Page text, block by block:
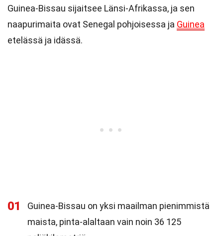
Guinea-Bissau sijaitsee Länsi-Afrikassa, ja sen
naapurimaita ovat Senegal pohjoisessa ja Guinea
etelässä ja idässä.
01
Guinea-Bissau on yksi maailman pienimmistä
maista, pinta-alaltaan vain noin 36 125